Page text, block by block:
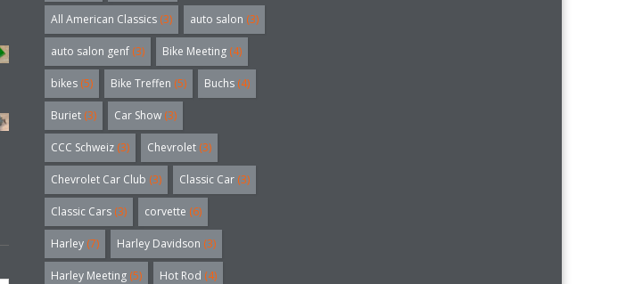
All American Classics (3) auto salon (3)
auto salon genf (3) Bike Meeting (4)
bikes (5) Bike Treffen (5) Buchs (4)
Buriet (3) Car Show (3)
CCC Schweiz (3) Chevrolet (3)
Chevrolet Car Club (3) Classic Car (3)
Classic Cars (3) corvette (6)
Harley (7) Harley Davidson (3)
Harley Meeting (5) Hot Rod (4)